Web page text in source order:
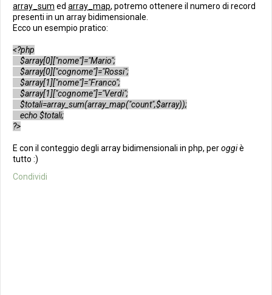
array_sum ed array_map, potremo ottenere il numero di record
presenti in un array bidimensionale.
Ecco un esempio pratico:
<?php
$array[0]["nome"]="Mario";
$array[0]["cognome"]="Rossi";
$array[1]["nome"]="Franco";
$array[1]["cognome"]="Verdi";
$totali=array_sum(array_map("count",$array));
echo $totali;
?>
E con il conteggio degli array bidimensionali in php, peroggiè
tutto :)
Condividi